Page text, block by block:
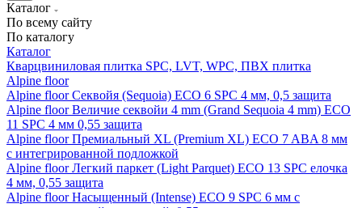
Каталог
По всему сайту
По каталогу
Каталог
Кварцвиниловая плитка SPC, LVT, WPC, ПВХ плитка
Alpine floor
Alpine floor Секвойя (Sequoia) ECO 6 SPC 4 мм, 0,5 защита
Alpine floor Величие секвойи 4 mm (Grand Sequoia 4 mm) ECO
11 SPC 4 мм 0,55 защита
Alpine floor Премиальный XL (Premium XL) ECO 7 ABA 8 мм
с интегрированной подложкой
Alpine floor Легкий паркет (Light Parquet) ECO 13 SPC елочка
4 мм, 0,55 защита
Alpine floor Насыщенный (Intense) ECO 9 SPC 6 мм с